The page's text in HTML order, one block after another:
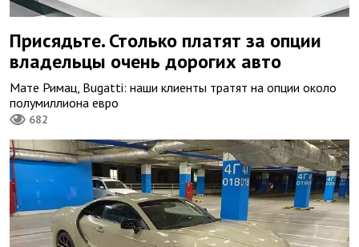
Присядьте. Столько платят за опции
владельцы очень дорогих авто
Мате Римац, Bugatti: наши клиенты тратят на опции около
полумиллиона евро
682